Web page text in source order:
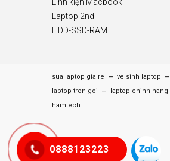
Laptop 2nd
HDD-SSD-RAM
sua laptop gia re – ve sinh laptop –
laptop tron goi
– laptop chinh hang
hamtech
0888123223